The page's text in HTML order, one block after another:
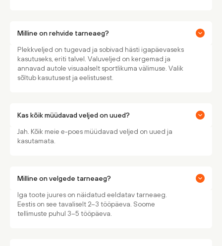
Milline on rehvide tarneaeg?
Plekkveljed on tugevad ja sobivad hästi igapäevaseks
kasutuseks, eriti talvel. Valuveljed on kergemad ja
annavad autole visuaalselt sportlikuma välimuse. Valik
sõltub kasutusest ja eelistusest.
Kas kõik müüdavad veljed on uued?
Jah. Kõik meie e-poes müüdavad veljed on uued ja
kasutamata.
Milline on velgede tarneaeg?
Iga toote juures on näidatud eeldatav tarneaeg.
Eestis on see tavaliselt 2–3 tööpäeva. Soome
tellimuste puhul 3–5 tööpäeva.